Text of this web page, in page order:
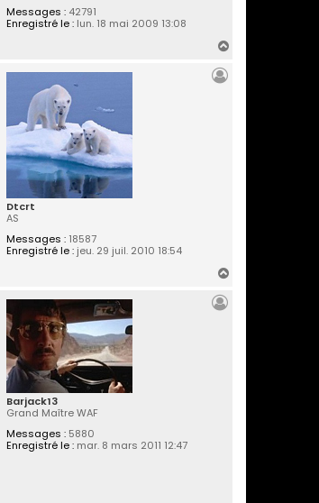
Messages :42791
Enregistré le :lun. 18 mai 2009 13:08
Dtcrt
AS
Messages :18587
Enregistré le :jeu. 29 juil. 2010 18:54
Barjack13
Grand Maître WAF
Messages :5880
Enregistré le :mar. 8 mars 2011 12:47